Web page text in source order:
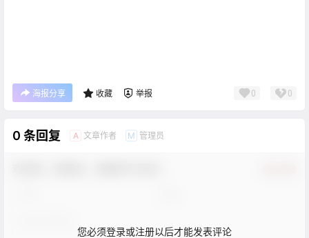
海报分享 收藏 举报 0 0
0 条回复 A 文章作者 M 管理员
您必须登录或注册以后才能发表评论